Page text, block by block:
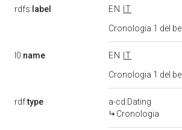
rdfs: label EN
IT
Cronologia 1 del
l0:name EN
IT
Cronologia 1 del
rdf:type
a-cd:Dating
Cronologia